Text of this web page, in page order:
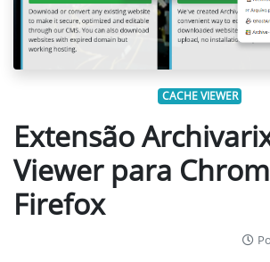
CACHE VIEWER
Extensão
Viewer para
Firefox